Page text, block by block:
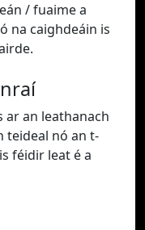
/ fuaime a
na caighdeáin is
ar an leathanach
teideal nó an t-
féidir leat é a